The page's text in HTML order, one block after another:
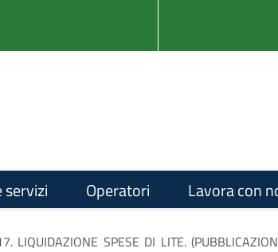
Operatori Lavora con
LIQUIDAZIONE SPESE DI LITE.